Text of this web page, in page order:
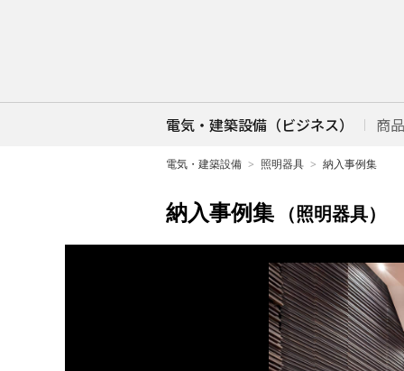
電気・建築設備（ビジネス） 商
電気・建築設備 照明器具 納入事例集
納入事例集 （照明器具）